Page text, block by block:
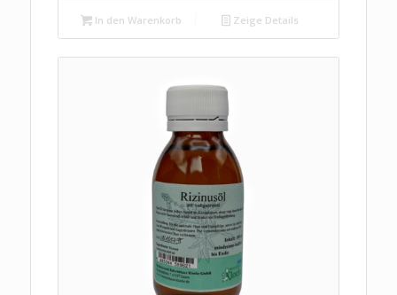
In den Warenkorb Zeige Details